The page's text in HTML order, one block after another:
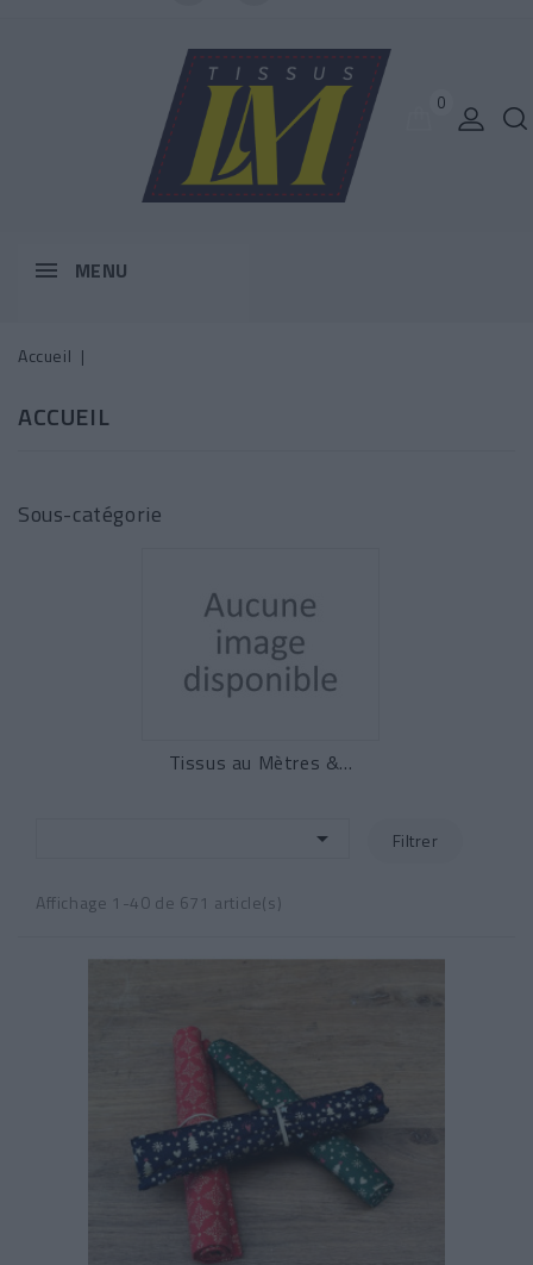
0
MENU
Accueil
ACCUEIL
Sous-catégorie
Tissus au Mètres &...
 Filtrer
Affichage 1-40 de 671 article(s)